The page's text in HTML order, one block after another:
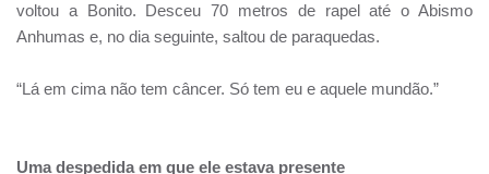
voltou a Bonito. Desceu 70 metros de rapel até o Abismo
Anhumas e, no dia seguinte, saltou de paraquedas.
“Lá em cima não tem câncer. Só tem eu e aquele mundão.”
Uma despedida em que ele estava presente